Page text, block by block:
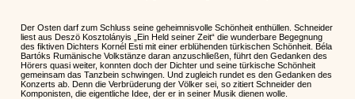
Der Osten darf zum Schluss seine geheimnisvolle Schönheit enthüllen. Schneider
liest aus Deszö Kosztolányis „Ein Held seiner Zeit“ die wunderbare Begegnung
des fiktiven Dichters Kornél Esti mit einer erblühenden türkischen Schönheit. Béla
Bartóks Rumänische Volkstänze daran anzuschließen, führt den Gedanken des
Hörers quasi weiter, konnten doch der Dichter und seine türkische Schönheit
gemeinsam das Tanzbein schwingen. Und zugleich rundet es den Gedanken des
Konzerts ab. Denn die Verbrüderung der Völker sei, so zitiert Schneider den
Komponisten, die eigentliche Idee, der er in seiner Musik dienen wolle.